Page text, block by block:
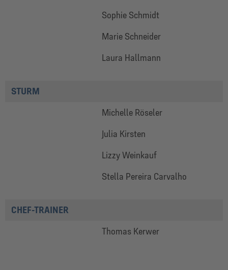
Sophie Schmidt
Marie Schneider
Laura Hallmann
STURM
Michelle Röseler
Julia Kirsten
Lizzy Weinkauf
Stella Pereira Carvalho
CHEF-TRAINER
Thomas Kerwer